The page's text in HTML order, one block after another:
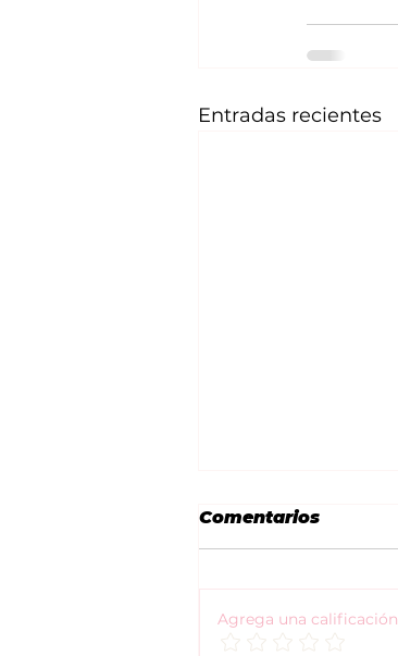
Entradas recientes
Comentarios
Agrega una calificación